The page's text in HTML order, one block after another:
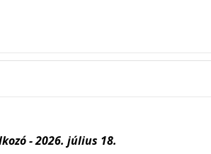
- 2026. július 18.